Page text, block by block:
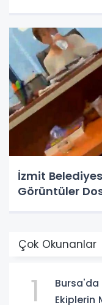
İzmit
Görüntüler
Çok Okunanlar
1
Bursa'da
Ekiplerin